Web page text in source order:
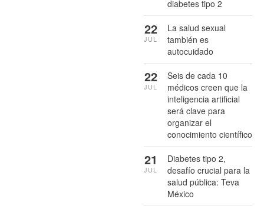
diabetes tipo 2
La salud sexual
también es
autocuidado
22
JUL
Seis de cada 10
médicos creen que la
inteligencia artificial
será clave para
organizar el
conocimiento científico
22
JUL
Diabetes tipo 2,
desafío crucial para la
salud pública: Teva
México
21
JUL